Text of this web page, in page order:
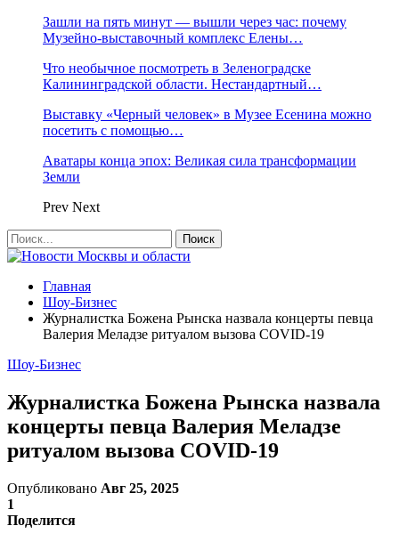
Зашли на пять минут — вышли через час: почему
Музейно-выставочный комплекс Елены…
Что необычное посмотреть в Зеленоградске
Калининградской области. Нестандартный…
Выставку «Черный человек» в Музее Есенина можно
посетить с помощью…
Аватары конца эпох: Великая сила трансформации
Земли
Prev Next
Главная
Шоу-Бизнес
Журналистка Божена Рынска назвала концерты певца
Валерия Меладзе ритуалом вызова COVID-19
Шоу-Бизнес
Журналистка Божена Рынска назвала
концерты певца Валерия Меладзе
ритуалом вызова COVID-19
Опубликовано Авг 25, 2025
1
Поделится